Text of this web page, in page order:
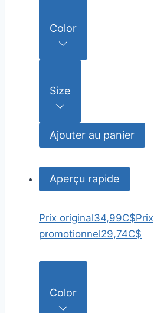
Color
Size
Ajouter au panier
Aperçu rapide
Prix original34,99C$Prix
promotionnel29,74C$
Color